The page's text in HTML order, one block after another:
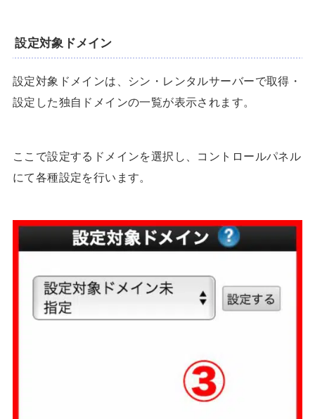
設定対象ドメイン
設定対象ドメインは、シン・レンタルサーバーで取得・
設定した独自ドメインの一覧が表示されます。
ここで設定するドメインを選択し、コントロールパネル
にて各種設定を行います。